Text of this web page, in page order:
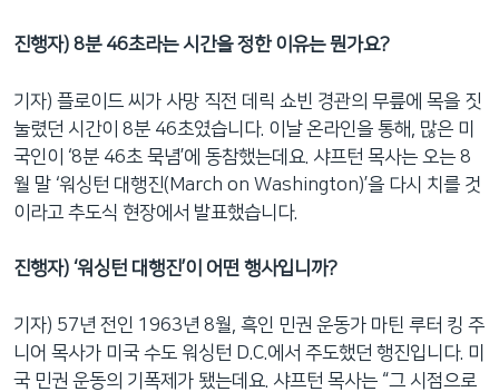
진행자) 8분 46초라는 시간을 정한 이유는 뭔가요?
기자) 플로이드 씨가 사망 직전 데릭 쇼빈 경관의 무릎에 목을 짓
눌렸던 시간이 8분 46초였습니다. 이날 온라인을 통해, 많은 미
국인이 ‘8분 46초 묵념’에 동참했는데요. 샤프턴 목사는 오는 8
월 말 ‘워싱턴 대행진(March on Washington)’을 다시 치를 것
이라고 추도식 현장에서 발표했습니다.
진행자) ‘워싱턴 대행진’이 어떤 행사입니까?
기자) 57년 전인 1963년 8월, 흑인 민권 운동가 마틴 루터 킹 주
니어 목사가 미국 수도 워싱턴 D.C.에서 주도했던 행진입니다. 미
국 민권 운동의 기폭제가 됐는데요. 샤프턴 목사는 “그 시점으로